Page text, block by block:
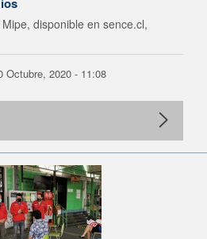
disponible en sence.cl,
Octubre, 2020 - 11:08